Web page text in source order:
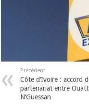
Précédent
Côte d’Ivoire : accord
partenariat entre
N’Guessan